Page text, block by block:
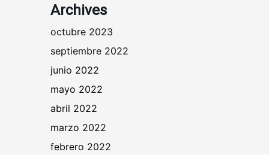
Archives
octubre 2023
septiembre 2022
junio 2022
mayo 2022
abril 2022
marzo 2022
febrero 2022